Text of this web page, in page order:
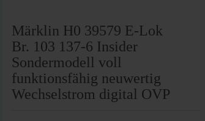
Märklin H0 39579 E-Lok
Br. 103 137-6 Insider
Sondermodell voll
funktionsfähig neuwertig
Wechselstrom digital OVP